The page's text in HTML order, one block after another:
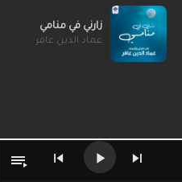
زارني في منامي
عماد الدين عافر